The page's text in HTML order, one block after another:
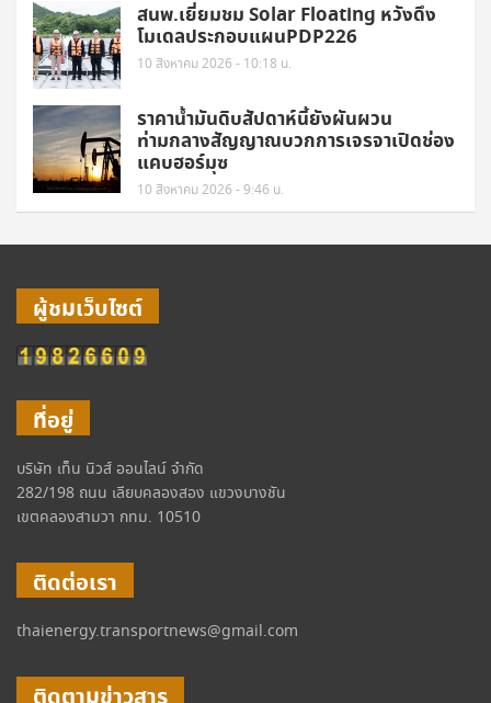
สนพ.เยี่ยมชม Solar Floating หวังดึง
โมเดลประกอบแผนPDP226
10 สิงหาคม 2026 - 10:18 น.
ราคาน้ำมันดิบสัปดาห์นี้ยังผันผวน
ท่ามกลางสัญญาณบวกการเจรจาเปิดช่อง
แคบฮอร์มุซ
10 สิงหาคม 2026 - 9:46 น.
ผู้ชมเว็บไซต์
ที่อยู่
บริษัท เท็น นิวส์ ออนไลน์ จำกัด
282/198 ถนน เลียบคลองสอง แขวงบางชัน
เขตคลองสามวา กทม. 10510
ติดต่อเรา
thaienergy.transportnews@gmail.com